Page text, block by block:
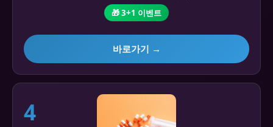
🎁 3+1 이벤트
바로가기 →
4